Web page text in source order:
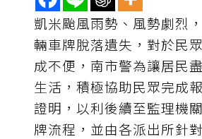
凱米颱風雨勢、風勢劇烈
輛車牌脫落遺失，對於民
成不便，南市警為讓居民
生活，積極協助民眾完成
證明，以利後續至監理機
牌流程，並由各派出所針